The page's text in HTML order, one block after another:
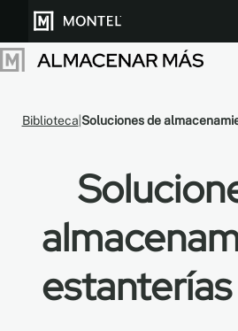
Almacenar más
Cultiva más
Centro de Recursos
Blog
Biblioteca Soluciones de